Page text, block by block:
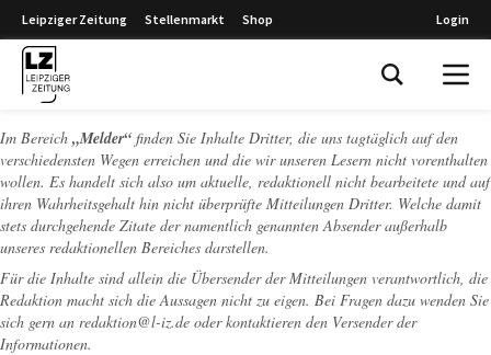
Leipziger Zeitung Stellenmarkt Shop Login
Im Bereich „Melder“ finden Sie Inhalte Dritter, die uns tagtäglich auf den
verschiedensten Wegen erreichen und die wir unseren Lesern nicht vorenthalten
wollen. Es handelt sich also um aktuelle, redaktionell nicht bearbeitete und auf
ihren Wahrheitsgehalt hin nicht überprüfte Mitteilungen Dritter. Welche damit
stets durchgehende Zitate der namentlich genannten Absender außerhalb
unseres redaktionellen Bereiches darstellen.
Für die Inhalte sind allein die Übersender der Mitteilungen verantwortlich, die
Redaktion macht sich die Aussagen nicht zu eigen. Bei Fragen dazu wenden Sie
sich gern an redaktion@l-iz.de oder kontaktieren den Versender der
Informationen.